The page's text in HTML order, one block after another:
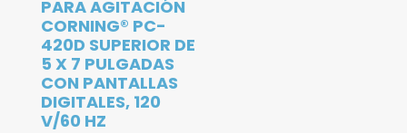
PARA AGITACIÓN
CORNING® PC-
420D SUPERIOR DE
5 X 7 PULGADAS
CON PANTALLAS
DIGITALES, 120
V/60 HZ